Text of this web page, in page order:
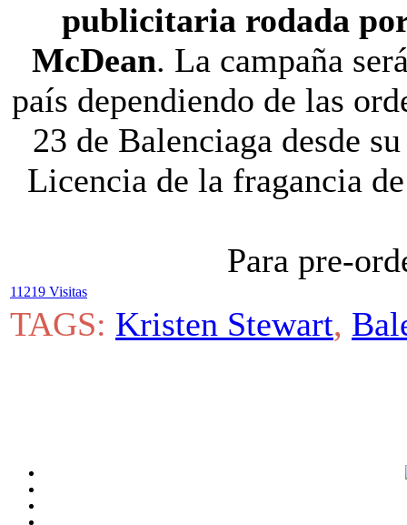
publicitaria rodada
McDean. La campaña
país dependiendo de las
23 de Balenciaga desde
Licencia de la fragancia
Para pre-
11219 Visitas
TAGS: Kristen Stewart,